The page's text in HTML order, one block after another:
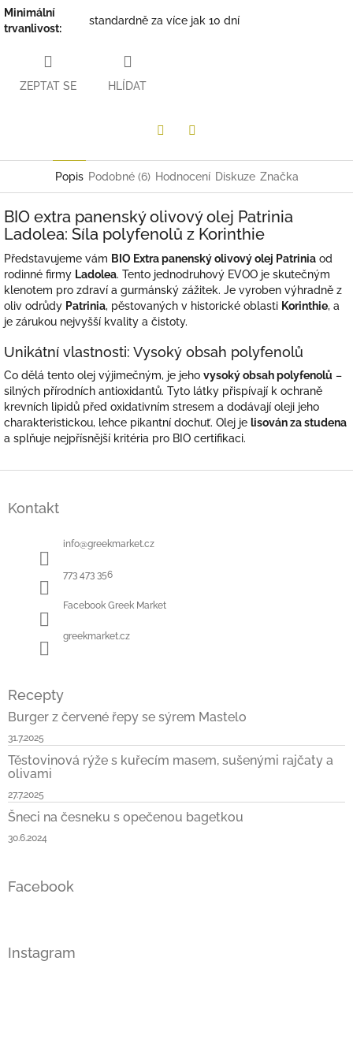
Minimální
trvanlivost:
standardně za více jak 10 dní
ZEPTAT SE HLÍDAT
Popis Podobné (6) Hodnocení Diskuze Značka
BIO extra panenský olivový olej Patrinia
Ladolea: Síla polyfenolů z Korinthie
Představujeme vám BIO Extra panenský olivový olej Patrinia od
rodinné firmy Ladolea. Tento jednodruhový EVOO je skutečným
klenotem pro zdraví a gurmánský zážitek. Je vyroben výhradně z
oliv odrůdy Patrinia, pěstovaných v historické oblasti Korinthie, a
je zárukou nejvyšší kvality a čistoty.
Unikátní vlastnosti: Vysoký obsah polyfenolů
Co dělá tento olej výjimečným, je jeho vysoký obsah polyfenolů –
silných přírodních antioxidantů. Tyto látky přispívají k ochraně
krevních lipidů před oxidativním stresem a dodávají oleji jeho
charakteristickou, lehce pikantní dochuť. Olej je lisován za studena
a splňuje nejpřísnější kritéria pro BIO certifikaci.
Kontakt
info@greekmarket.cz
773 473 356
Facebook Greek Market
greekmarket.cz
Recepty
Burger z červené řepy se sýrem Mastelo
31.7.2025
Těstovinová rýže s kuřecím masem, sušenými rajčaty a
olivami
27.7.2025
Šneci na česneku s opečenou bagetkou
30.6.2024
Facebook
Instagram